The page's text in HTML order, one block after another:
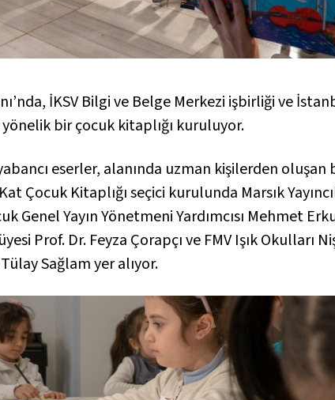
İKSV Bilgi ve Belge Merkezi işbirliği ve
yönelik bir çocuk kitaplığı kuruluyor.
eserler, alanında uzman kişilerden
Çocuk Kitaplığı seçici kurulunda Marsık
Genel Yayın Yönetmeni Yardımcısı Mehmet
Prof. Dr. Feyza Çorapçı ve FMV Işık Okulları
Sağlam yer alıyor.